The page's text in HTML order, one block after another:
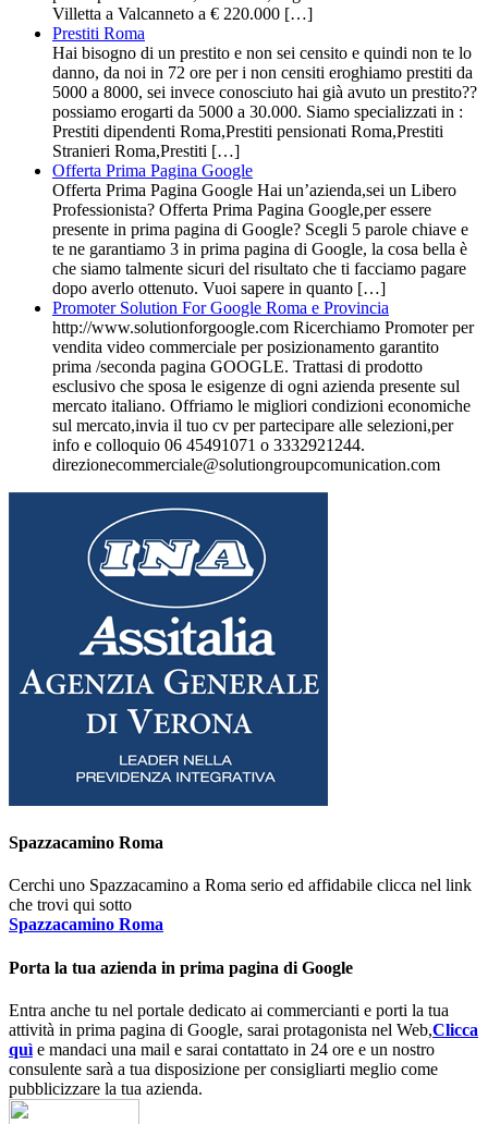
Villetta a Valcanneto a € 220.000 […]
Prestiti Roma
Hai bisogno di un prestito e non sei censito e quindi non te lo
danno, da noi in 72 ore per i non censiti eroghiamo prestiti da
5000 a 8000, sei invece conosciuto hai già avuto un prestito??
possiamo erogarti da 5000 a 30.000. Siamo specializzati in :
Prestiti dipendenti Roma,Prestiti pensionati Roma,Prestiti
Stranieri Roma,Prestiti […]
Offerta Prima Pagina Google
Offerta Prima Pagina Google Hai un’azienda,sei un Libero
Professionista? Offerta Prima Pagina Google,per essere
presente in prima pagina di Google? Scegli 5 parole chiave e
te ne garantiamo 3 in prima pagina di Google, la cosa bella è
che siamo talmente sicuri del risultato che ti facciamo pagare
dopo averlo ottenuto. Vuoi sapere in quanto […]
Promoter Solution For Google Roma e Provincia
http://www.solutionforgoogle.com Ricerchiamo Promoter per
vendita video commerciale per posizionamento garantito
prima /seconda pagina GOOGLE. Trattasi di prodotto
esclusivo che sposa le esigenze di ogni azienda presente sul
mercato italiano. Offriamo le migliori condizioni economiche
sul mercato,invia il tuo cv per partecipare alle selezioni,per
info e colloquio 06 45491071 o 3332921244.
direzionecommerciale@solutiongroupcomunication.com
Spazzacamino Roma
Cerchi uno Spazzacamino a Roma serio ed affidabile clicca nel link
che trovi qui sotto
Spazzacamino Roma
Porta la tua azienda in prima pagina di Google
Entra anche tu nel portale dedicato ai commercianti e porti la tua
attività in prima pagina di Google, sarai protagonista nel Web,Clicca
quì e mandaci una mail e sarai contattato in 24 ore e un nostro
consulente sarà a tua disposizione per consigliarti meglio come
pubblicizzare la tua azienda.